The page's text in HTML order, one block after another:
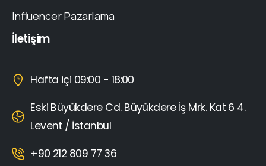
Influencer Pazarlama
İletişim
Hafta içi 09:00 - 18:00
Eski Büyükdere Cd. Büyükdere İş Mrk. Kat 6 4.
Levent / İstanbul
+90 212 809 77 36